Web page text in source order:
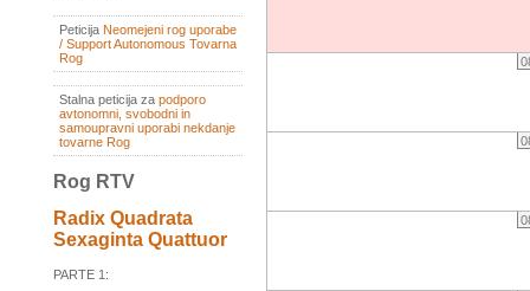
Peticija Neomejeni rog uporabe
/ Support Autonomous Tovarna
Rog
Stalna peticija za podporo
avtonomni, svobodni in
samoupravni uporabi nekdanje
tovarne Rog
Rog RTV
Radix Quadrata
Sexaginta Quattuor
PARTE 1: